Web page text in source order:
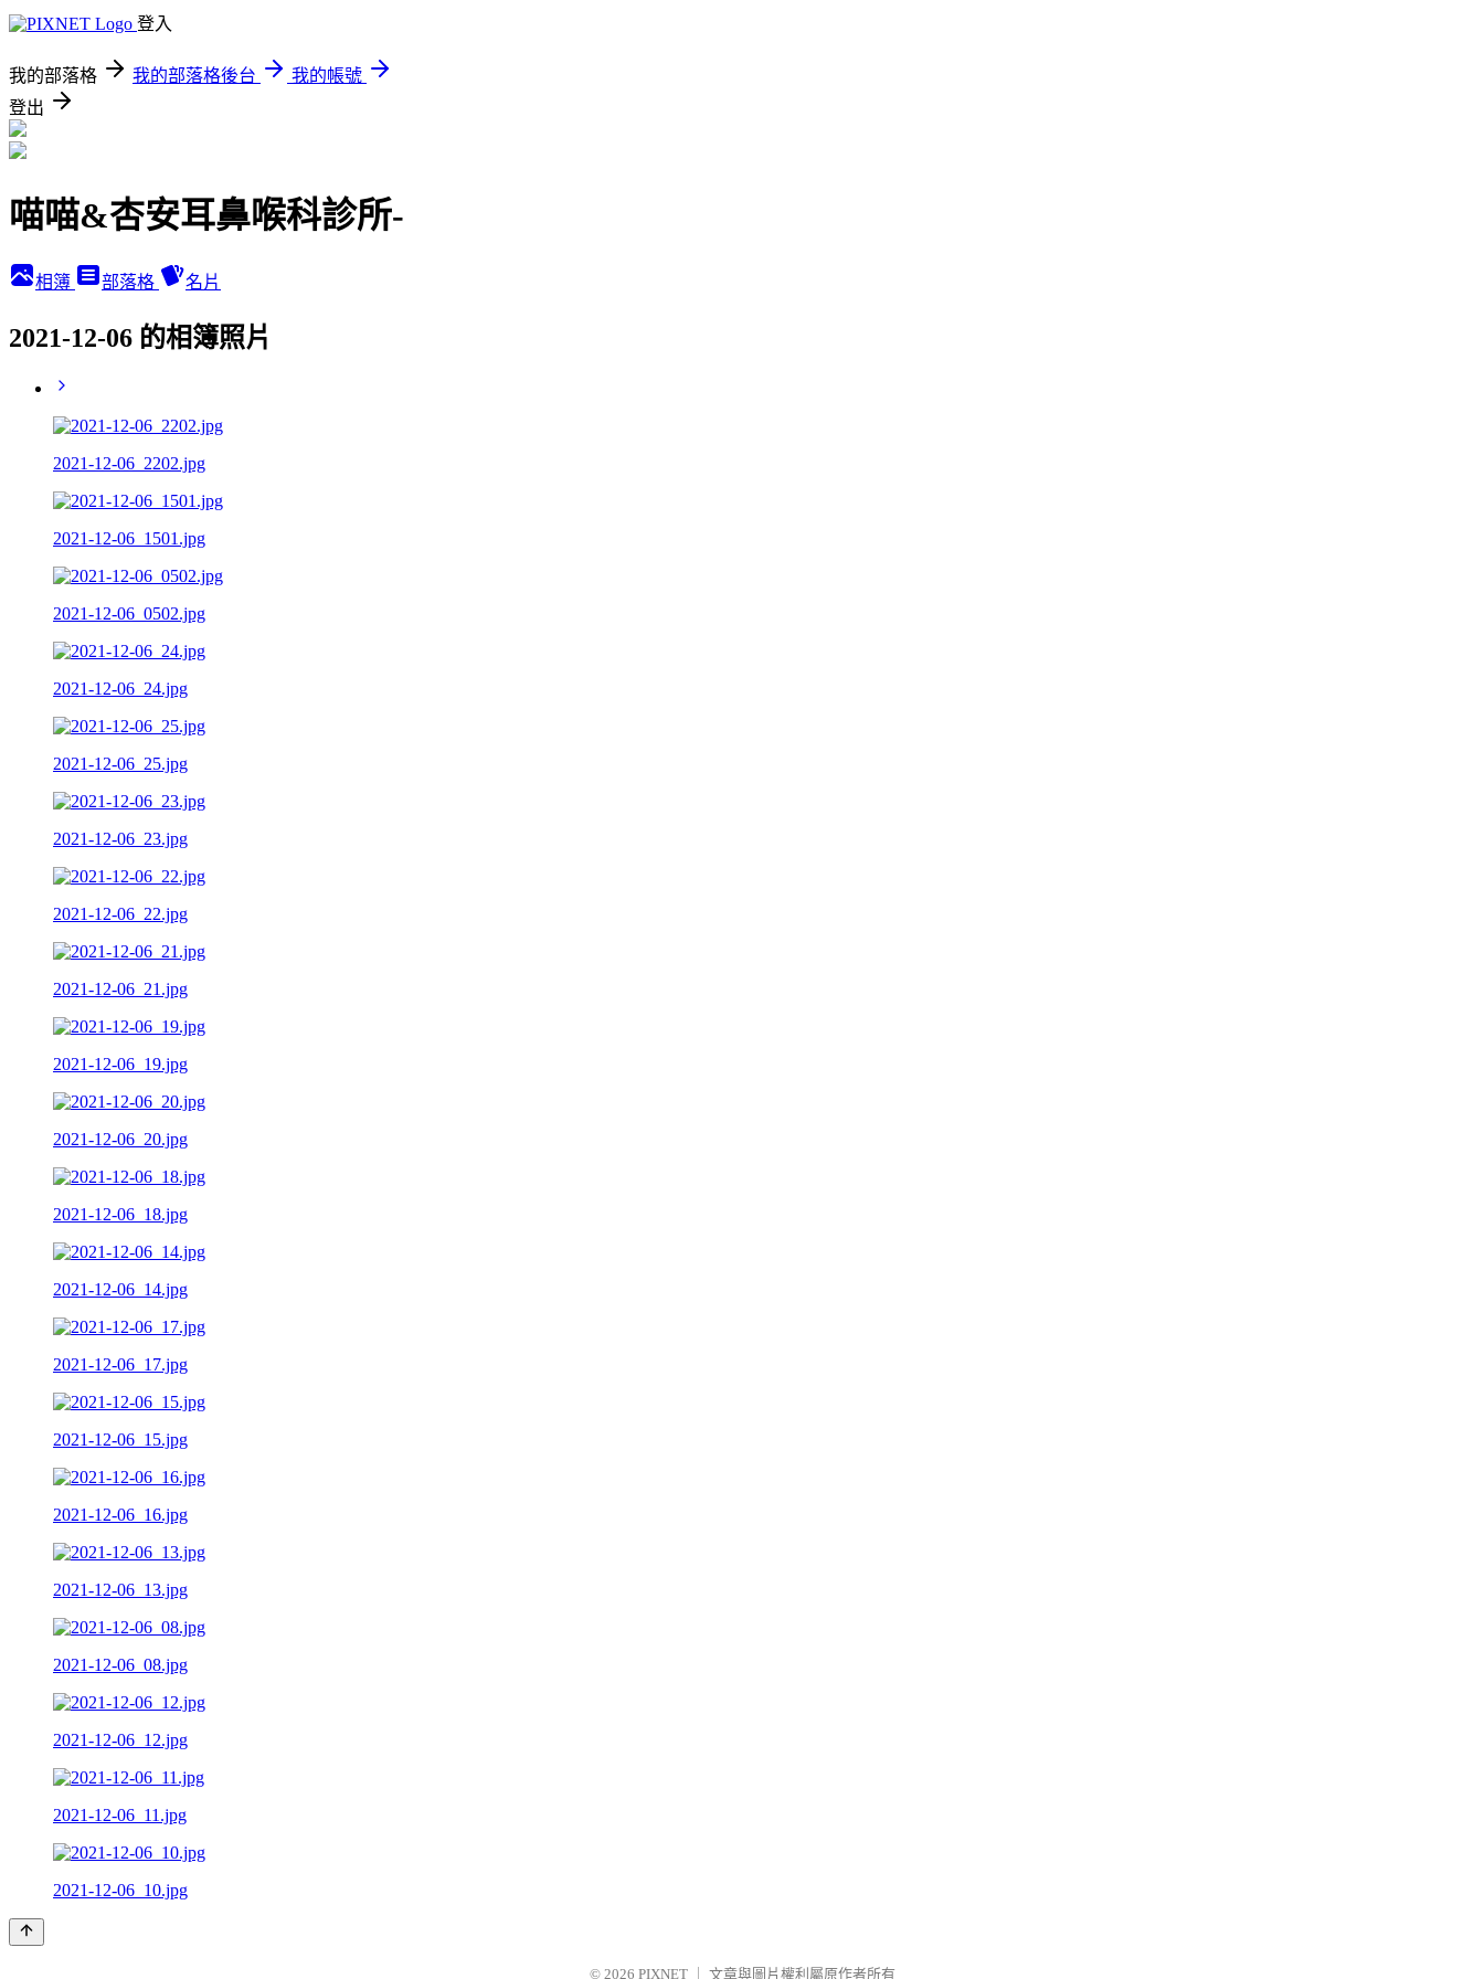
登入
我的部落格 我的部落格後台
我的帳號
登出
喵喵&杏安耳鼻喉科診所-
相簿 部落格 名片
2021-12-06 的相簿照片
2021-12-06_2202.jpg
2021-12-06_1501.jpg
2021-12-06_0502.jpg
2021-12-06_24.jpg
2021-12-06_25.jpg
2021-12-06_23.jpg
2021-12-06_22.jpg
2021-12-06_21.jpg
2021-12-06_19.jpg
2021-12-06_20.jpg
2021-12-06_18.jpg
2021-12-06_14.jpg
2021-12-06_17.jpg
2021-12-06_15.jpg
2021-12-06_16.jpg
2021-12-06_13.jpg
2021-12-06_08.jpg
2021-12-06_12.jpg
2021-12-06_11.jpg
2021-12-06_10.jpg
© 2026 PIXNET 文章與圖片權利屬原作者所有